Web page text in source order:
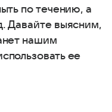
по течению, а
Давайте выясним,
нашим
ее